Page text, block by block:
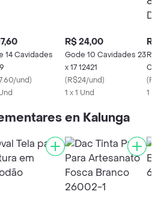
14 Cavidades
und)
R$ 24,00
Gode 10 Cavidades 23
x 17 12421
(R$24/und)
1 x 1 Und
R$
(
1 x
en Kalunga